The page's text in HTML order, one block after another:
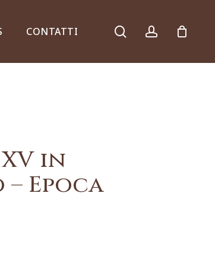
comò e ribalte
CONTATTI searchaccount
in
Epoca